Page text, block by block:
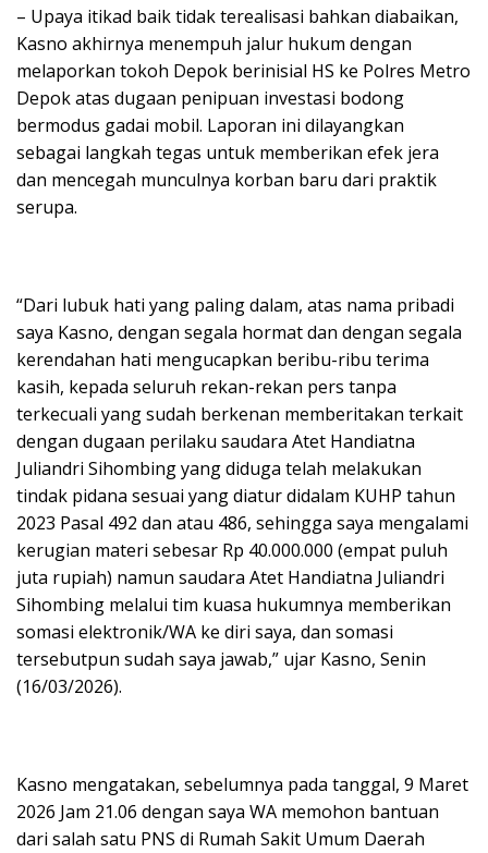
– Upaya itikad baik tidak terealisasi bahkan diabaikan,
Kasno akhirnya menempuh jalur hukum dengan
melaporkan tokoh Depok berinisial HS ke Polres Metro
Depok atas dugaan penipuan investasi bodong
bermodus gadai mobil. Laporan ini dilayangkan
sebagai langkah tegas untuk memberikan efek jera
dan mencegah munculnya korban baru dari praktik
serupa.
“Dari lubuk hati yang paling dalam, atas nama pribadi
saya Kasno, dengan segala hormat dan dengan segala
kerendahan hati mengucapkan beribu-ribu terima
kasih, kepada seluruh rekan-rekan pers tanpa
terkecuali yang sudah berkenan memberitakan terkait
dengan dugaan perilaku saudara Atet Handiatna
Juliandri Sihombing yang diduga telah melakukan
tindak pidana sesuai yang diatur didalam KUHP tahun
2023 Pasal 492 dan atau 486, sehingga saya mengalami
kerugian materi sebesar Rp 40.000.000 (empat puluh
juta rupiah) namun saudara Atet Handiatna Juliandri
Sihombing melalui tim kuasa hukumnya memberikan
somasi elektronik/WA ke diri saya, dan somasi
tersebutpun sudah saya jawab,” ujar Kasno, Senin
(16/03/2026).
Kasno mengatakan, sebelumnya pada tanggal, 9 Maret
2026 Jam 21.06 dengan saya WA memohon bantuan
dari salah satu PNS di Rumah Sakit Umum Daerah